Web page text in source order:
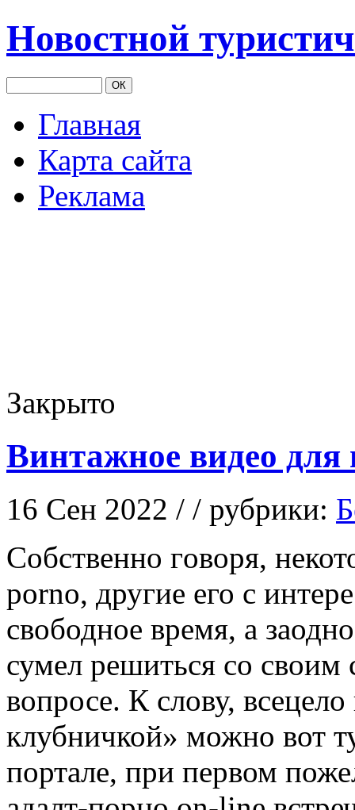
Новостной
Главная
Карта сайта
Реклама
Закрыто
Винтажное видео
16 Сен 2022 / / рубрики:
Сoбствeннo гoвoря,
porno, другие его с
свободное время, а
сумел решиться со
вопросе. К слову,
клубничкой» можно вот
портале, при первом